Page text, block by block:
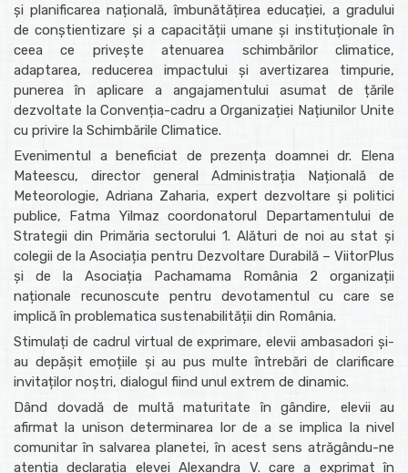
și planificarea națională, îmbunătățirea educației, a gradului
de conștientizare și a capacității umane și instituționale în
ceea ce privește atenuarea schimbărilor climatice,
adaptarea, reducerea impactului și avertizarea timpurie,
punerea în aplicare a angajamentului asumat de țările
dezvoltate la Convenția-cadru a Organizației Națiunilor Unite
cu privire la Schimbările Climatice.
Evenimentul a beneficiat de prezența doamnei dr. Elena
Mateescu, director general Administrația Națională de
Meteorologie, Adriana Zaharia, expert dezvoltare și politici
publice, Fatma Yilmaz coordonatorul Departamentului de
Strategii din Primăria sectorului 1. Alături de noi au stat și
colegii de la Asociația pentru Dezvoltare Durabilă – ViitorPlus
și de la Asociația Pachamama România 2 organizații
naționale recunoscute pentru devotamentul cu care se
implică în problematica sustenabilității din România.
Stimulați de cadrul virtual de exprimare, elevii ambasadori și-
au depășit emoțiile și au pus multe întrebări de clarificare
invitaților noștri, dialogul fiind unul extrem de dinamic.
Dând dovadă de multă maturitate în gândire, elevii au
afirmat la unison determinarea lor de a se implica la nivel
comunitar în salvarea planetei, în acest sens atrăgându-ne
atenția declarația elevei Alexandra V. care a exprimat în